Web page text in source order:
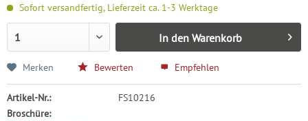
Sofort versandfertig, Lieferzeit ca. 1-3 Werktage
In den Warenkorb
Merken Bewerten Empfehlen
Artikel-Nr.:
FS10216
Broschüre: